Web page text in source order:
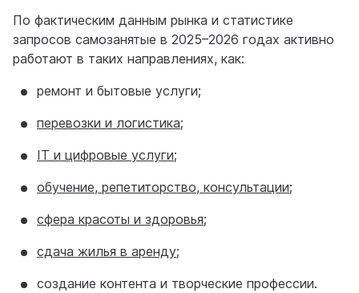
По фактическим данным рынка и статистике
запросов самозанятые в 2025–2026 годах активно
работают в таких направлениях, как:
ремонт и бытовые услуги;
перевозки и логистика;
IT и цифровые услуги;
обучение, репетиторство, консультации;
сфера красоты и здоровья;
сдача жилья в аренду;
создание контента и творческие профессии.